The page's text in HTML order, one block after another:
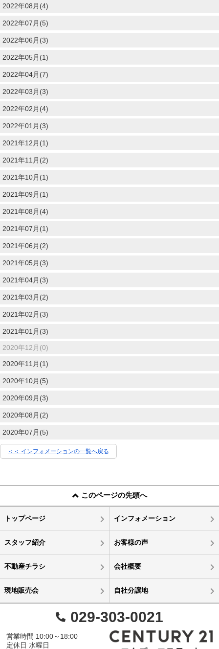
2022年08月(4)
2022年07月(5)
2022年06月(3)
2022年05月(1)
2022年04月(7)
2022年03月(3)
2022年02月(4)
2022年01月(3)
2021年12月(1)
2021年11月(2)
2021年10月(1)
2021年09月(1)
2021年08月(4)
2021年07月(1)
2021年06月(2)
2021年05月(3)
2021年04月(3)
2021年03月(2)
2021年02月(3)
2021年01月(3)
2020年12月(0)
2020年11月(1)
2020年10月(5)
2020年09月(3)
2020年08月(2)
2020年07月(5)
＜＜ インフォメーションの一覧へ戻る
このページの先頭へ
トップページ インフォメーション
スタッフ紹介 お客様の声
不動産チラシ 会社概要
現地販売会 自社分譲地
029-303-0021
営業時間 10:00～18:00
定休日 水曜日